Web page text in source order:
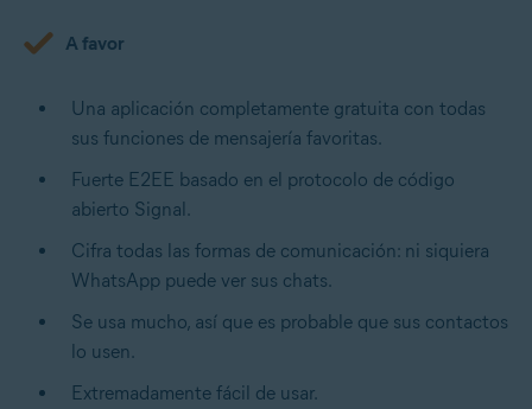
A favor
Una aplicación completamente gratuita con todas
sus funciones de mensajería favoritas.
Fuerte E2EE basado en el protocolo de código
abierto Signal.
Cifra todas las formas de comunicación: ni siquiera
WhatsApp puede ver sus chats.
Se usa mucho, así que es probable que sus contactos
lo usen.
Extremadamente fácil de usar.